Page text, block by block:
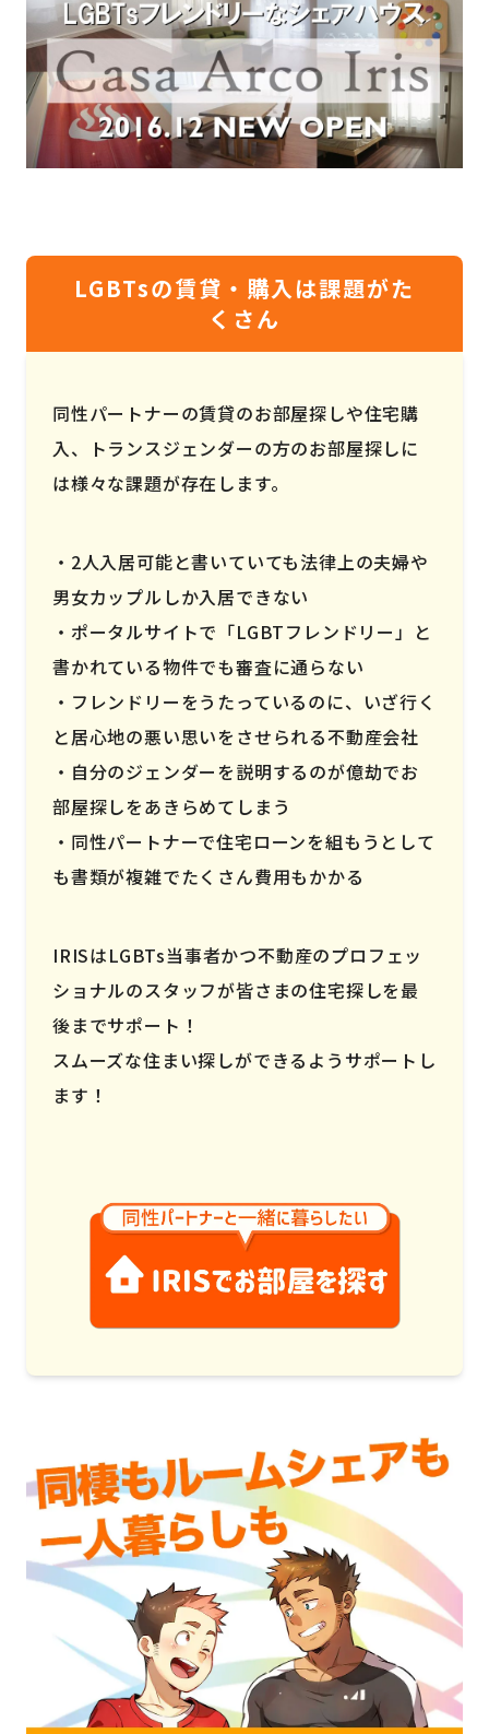
LGBTsの賃貸・購入は課題がた
くさん
同性パートナーの賃貸のお部屋探しや住宅購
入、トランスジェンダーの方のお部屋探しに
は様々な課題が存在します。
2人入居可能と書いていても法律上の夫婦や
男女カップルしか入居できない
ポータルサイトで「LGBTフレンドリー」と
書かれている物件でも審査に通らない
フレンドリーをうたっているのに、いざ行く
と居心地の悪い思いをさせられる不動産会社
自分のジェンダーを説明するのが億劫でお
部屋探しをあきらめてしまう
同性パートナーで住宅ローンを組もうとして
も書類が複雑でたくさん費用もかかる
IRISはLGBTs当事者かつ不動産のプロフェッ
ショナルのスタッフが皆さまの住宅探しを最
後までサポート！
スムーズな住まい探しができるようサポートし
ます！